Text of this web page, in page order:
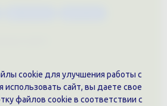
персональных данных
cookie для улучшения работы с
сайт, вы даете свое
файлов cookie в соответствии с